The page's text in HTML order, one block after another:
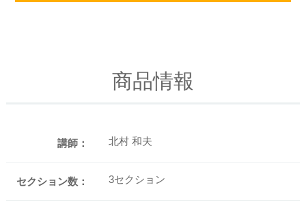
商品情報
講師： 北村 和夫
セクション数： 3セクション